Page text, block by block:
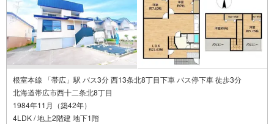
根室本線 「帯広」駅 バス3分 西13条北8丁目下車 バス停下車 徒歩3分
北海道帯広市西十二条北8丁目
1984年11月（築42年）
4LDK / 地上2階建 地下1階